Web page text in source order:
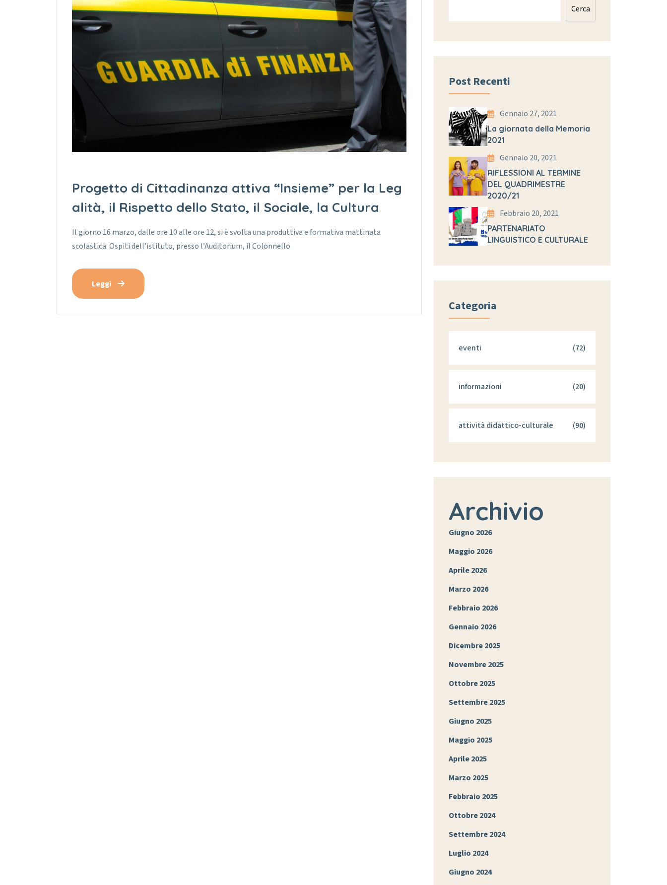
Progetto di Cittadinanza attiva “Insieme” per la Leg
alità, il Rispetto dello Stato, il Sociale, la Cultura
Il giorno 16 marzo, dalle ore 10 alle ore 12, si è svolta una produttiva e formativa mattinata
scolastica. Ospiti dell’istituto, presso l’Auditorium, il Colonnello
Leggi
Cerca
Post Recenti
Gennaio 27, 2021
La giornata della Memoria
2021
Gennaio 20, 2021
RIFLESSIONI AL TERMINE
DEL QUADRIMESTRE
2020/21
Febbraio 20, 2021
PARTENARIATO
LINGUISTICO E CULTURALE
Categoria
eventi (72)
informazioni (20)
attività didattico-culturale (90)
Archivio
Giugno 2026
Maggio 2026
Aprile 2026
Marzo 2026
Febbraio 2026
Gennaio 2026
Dicembre 2025
Novembre 2025
Ottobre 2025
Settembre 2025
Giugno 2025
Maggio 2025
Aprile 2025
Marzo 2025
Febbraio 2025
Ottobre 2024
Settembre 2024
Luglio 2024
Giugno 2024